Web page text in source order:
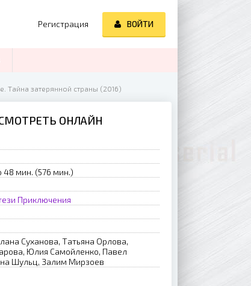
Тайна затерянной страны (2016)
ОНЛАЙН
48 мин. (576 мин.)
Приключения
Суханова, Татьяна Орлова,
Юлия Самойленко, Павел
Шульц, Залим Мирзоев
Регистрация ВОЙТИ